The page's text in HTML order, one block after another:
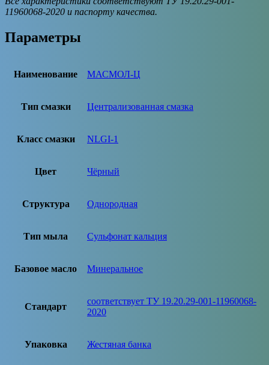
11960068-2020 и паспорту качества.
Параметры
Наименование МАСМОЛ-Ц
Тип смазки Централизованная смазка
Класс смазки NLGI-1
Цвет Чёрный
Структура Однородная
Тип мыла Cульфонат кальция
Базовое масло Минеральное
Стандарт
соответствует ТУ 19.20.29-001-11960068-
2020
Упаковка Жестяная банка